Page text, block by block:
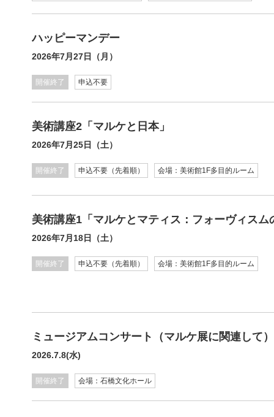
ハッピーマンデー
2026年7月27日（月）
開催終了 申込不要
美術講座2「マルケと日本」
2026年7月25日（土）
開催終了 申込不要（先着順） 会場：美術館1F多目的ルーム
美術講座1「マルケとマティス：フォーヴィスム
2026年7月18日（土）
開催終了 申込不要（先着順） 会場：美術館1F多目的ルーム
ミュージアムコンサート（マルケ展に関連して）
2026.7.8(水)
開催終了 会場：石橋文化ホール